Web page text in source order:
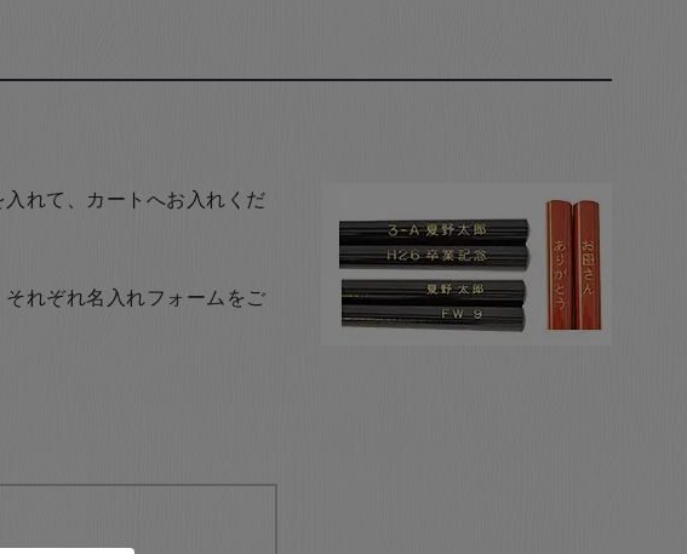
れて、カートへお入れくだ
れぞれ名入れフォームをご